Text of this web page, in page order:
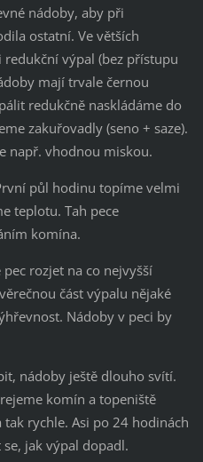
nádoby, aby při
ostatní. Ve větších
výpal (bez přístupu
mají trvale černou
redukčně naskládáme do
zakuřovadly (seno + saze).
např. vhodnou miskou.
půl hodinu topíme velmi
teplotu. Tah pece
komína.
rozjet na co nejvyšší
část výpalu nějaké
Nádoby v peci by
nádoby ještě dlouho svítí.
komín a topeniště
rychle. Asi po 24 hodinách
jak výpal dopadl.